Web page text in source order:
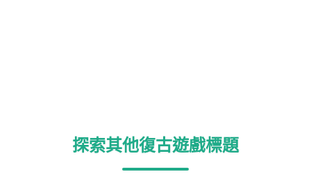
探索其他復古遊戲標題